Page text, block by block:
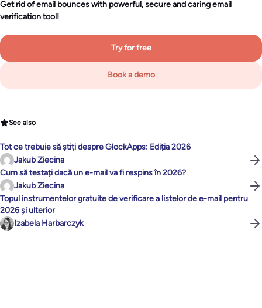
Get rid of email bounces with powerful, secure and caring email
verification tool!
Try for free
Book a demo
See also
Tot ce trebuie să știți despre GlockApps: Ediția 2026
Jakub Ziecina
Cum să testați dacă un e-mail va fi respins în 2026?
Jakub Ziecina
Topul instrumentelor gratuite de verificare a listelor de e-mail pentru
2026 și ulterior
Izabela Harbarczyk